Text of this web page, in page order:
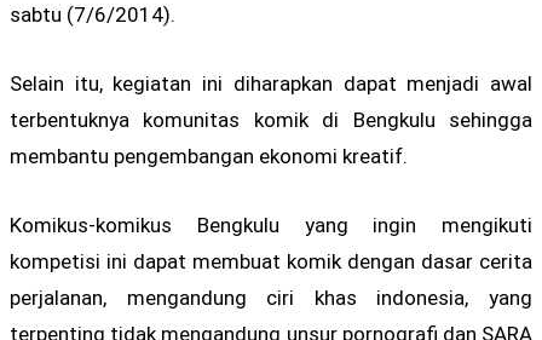
sabtu (7/6/2014).
Selain itu, kegiatan ini diharapkan dapat menjadi awal
terbentuknya komunitas komik di Bengkulu sehingga
membantu pengembangan ekonomi kreatif.
Komikus-komikus Bengkulu yang ingin mengikuti
kompetisi ini dapat membuat komik dengan dasar cerita
perjalanan, mengandung ciri khas indonesia, yang
terpenting tidak mengandung unsur pornografi dan SARA